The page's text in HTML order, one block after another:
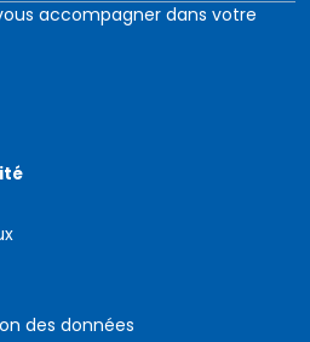
accompagner dans votre
des données